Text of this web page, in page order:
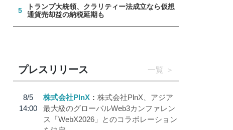
5
トランプ大統領、クラリティー法成立なら仮想
通貨売却益の納税延期も
プレスリリース 一覧
8/5
14:00
株式会社PlnX
株式会社PlnX、アジア
最大級のグローバルWeb3カンファレン
ス「WebX2026」とのコラボレーション